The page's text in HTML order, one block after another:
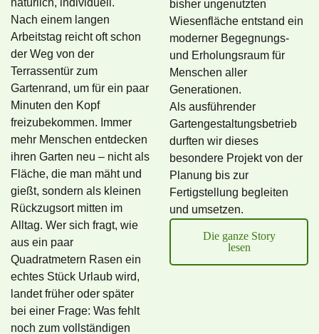
natürlich, individuell.
Nach einem langen
Arbeitstag reicht oft schon
der Weg von der
Terrassentür zum
Gartenrand, um für ein paar
Minuten den Kopf
freizubekommen. Immer
mehr Menschen entdecken
ihren Garten neu – nicht als
Fläche, die man mäht und
gießt, sondern als kleinen
Rückzugsort mitten im
Alltag. Wer sich fragt, wie
aus ein paar
Quadratmetern Rasen ein
echtes Stück Urlaub wird,
landet früher oder später
bei einer Frage: Was fehlt
noch zum vollständigen
bisher ungenutzten
Wiesenfläche entstand ein
moderner Begegnungs-
und Erholungsraum für
Menschen aller
Generationen.
Als ausführender
Gartengestaltungsbetrieb
durften wir dieses
besondere Projekt von der
Planung bis zur
Fertigstellung begleiten
und umsetzen.
Die ganze Story
lesen